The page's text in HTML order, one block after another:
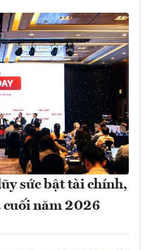
sức bật tài chính,
cuối năm 2026